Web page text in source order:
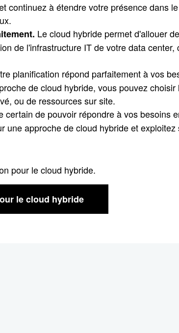
continuez à étendre votre présence dans
Le cloud hybride permet d'allouer
de l'infrastructure IT de votre data
planification répond parfaitement à vos
de cloud hybride, vous pouvez
ou de ressources sur site.
certain de pouvoir répondre à vos besoins
une approche de cloud hybride et
pour le cloud hybride.
le cloud hybride